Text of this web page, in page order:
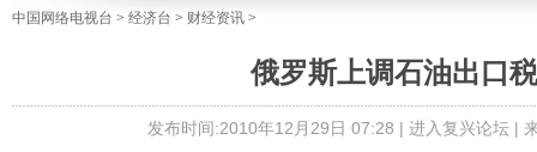
中国网络电视台 > 经济台 > 财经资讯 >
俄罗斯上调石油出口税
发布时间:2010年12月29日 07:28 | 进入复兴论坛|